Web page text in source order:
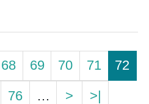
68 69 70 71
72
76 … > >|